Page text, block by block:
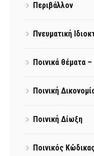
Περιβάλλον
Πνευματική
Ποινικά θέματα
Ποινική
Ποινική Δίωξη
Ποινικός